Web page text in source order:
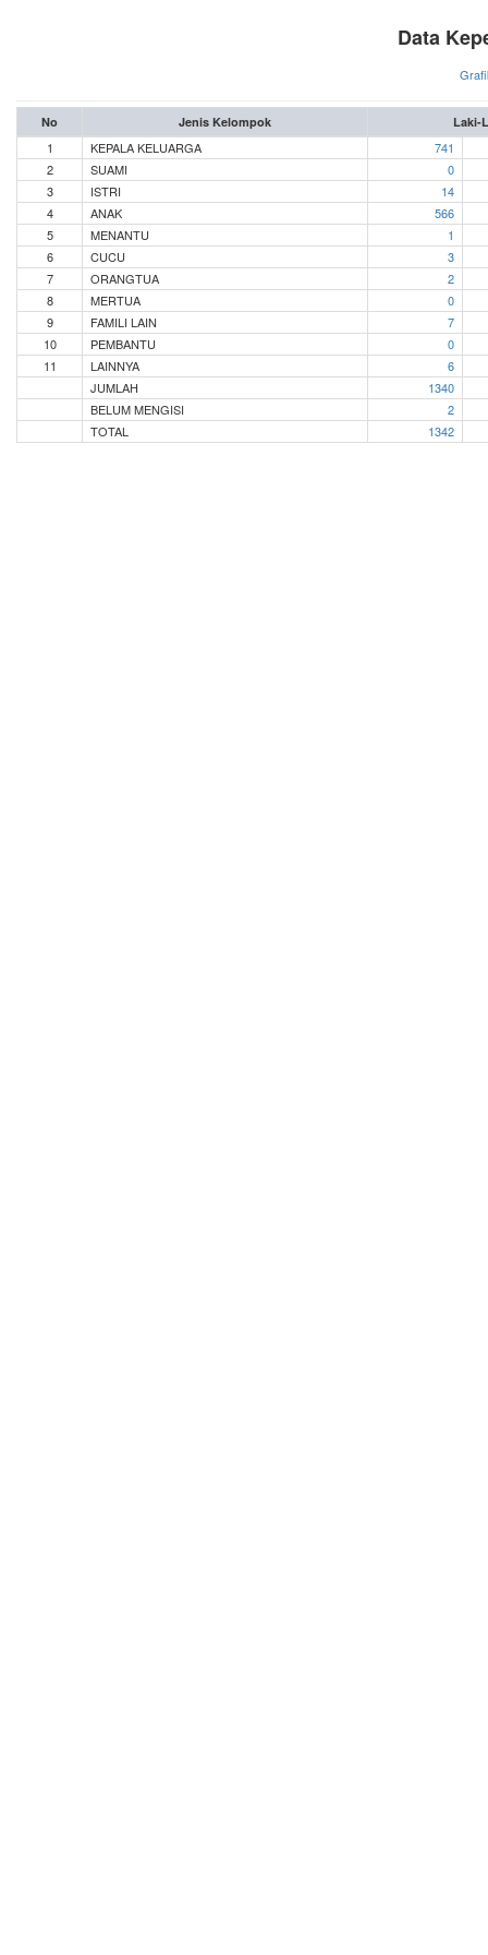
Data
No Jenis Kelompok Laki-
1 KEPALA KELUARGA
741
2
SUAMI
0
3
ISTRI
14
4
ANAK
566
5
MENANTU
1
6
CUCU
3
7
ORANGTUA
2
8
MERTUA
0
9
FAMILI LAIN
7
10
PEMBANTU
0
11
LAINNYA
6
JUMLAH
1340
BELUM MENGISI
2
TOTAL
1342